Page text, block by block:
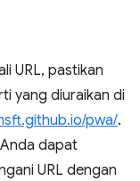
URL, pastikan
yang diuraikan di
pwa/.
dapat
URL dengan